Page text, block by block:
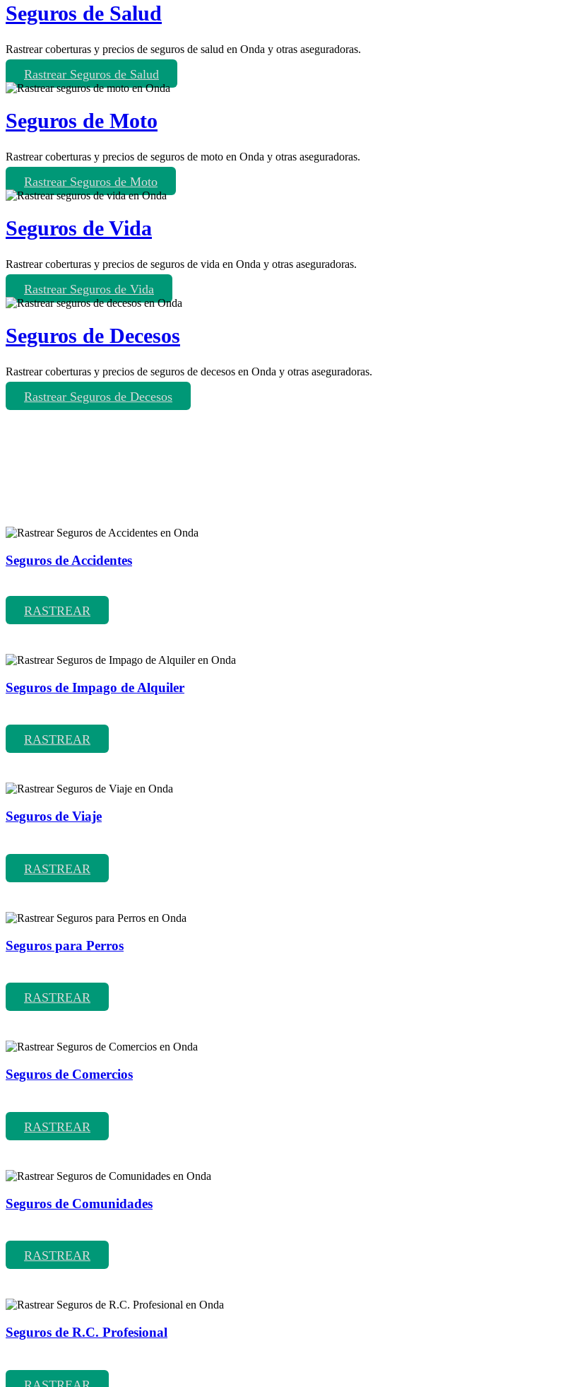
Seguros de Salud
Rastrear coberturas y precios de seguros de salud en Onda y otras aseguradoras.
Rastrear Seguros de Salud
Seguros de Moto
Rastrear coberturas y precios de seguros de moto en Onda y otras aseguradoras.
Rastrear Seguros de Moto
Seguros de Vida
Rastrear coberturas y precios de seguros de vida en Onda y otras aseguradoras.
Rastrear Seguros de Vida
Seguros de Decesos
Rastrear coberturas y precios de seguros de decesos en Onda y otras aseguradoras.
Rastrear Seguros de Decesos
Seguros de Accidentes
RASTREAR
Seguros de Impago de Alquiler
RASTREAR
Seguros de Viaje
RASTREAR
Seguros para Perros
RASTREAR
Seguros de Comercios
RASTREAR
Seguros de Comunidades
RASTREAR
Seguros de R.C. Profesional